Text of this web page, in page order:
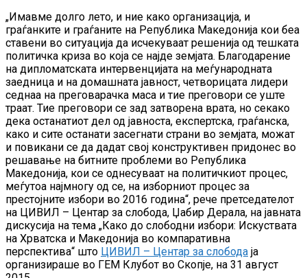
„Имавме долго лето, и ние како организација, и
граѓанките и граѓаните на Република Македонија кои беа
ставени во ситуација да исчекуваат решенија од тешката
политичка криза во која се најде земјата. Благодарение
на дипломатската интервенцијата на меѓународната
заедница и на домашната јавност, четворицата лидери
седнаа на преговарачка маса и тие преговори се уште
траат. Тие преговори се зад затворена врата, но секако
дека останатиот дел од јавноста, експертска, граѓанска,
како и сите останати засегнати страни во земјата, можат
и повикани се да дадат свој конструктивен придонес во
решавање на битните проблеми во Република
Македонија, кои се однесуваат на политичкиот процес,
меѓутоа најмногу од се, на изборниот процес за
престојните избори во 2016 година“, рече претседателот
на ЦИВИЛ – Центар за слобода, Џабир Дерала, на јавната
дискусија на тема „Како до слободни избори: Искуствата
на Хрватска и Македонија во компаративна
перспектива“ што ЦИВИЛ – Центар за слобода ја
организираше во ГЕМ Клубот во Скопје, на 31 август